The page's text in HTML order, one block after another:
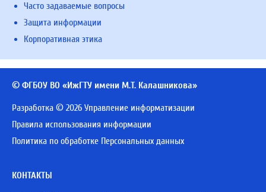
Часто задаваемые вопросы
Защита информации
Корпоративная этика
© ФГБОУ ВО «ИжГТУ имени М.Т. Калашникова»
Разработка © 2026 Управление информатизации
Правила использования информации
Политика по обработке Персональных данных
КОНТАКТЫ